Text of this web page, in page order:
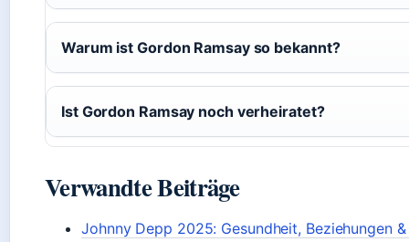
Warum ist Gordon Ramsay so bekannt?
Ist Gordon Ramsay noch verheiratet?
Verwandte Beiträge
Johnny Depp 2025: Gesundheit, Beziehungen